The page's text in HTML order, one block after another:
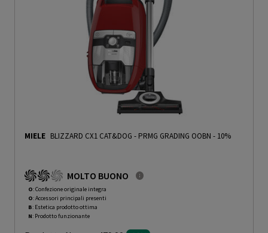
MIELE BLIZZARD CX1 CAT&DOG - PRMG GRADING OOBN - 10%
MOLTO BUONO
O: Confezione originale integra
O: Accessori principali presenti
B: Estetica prodotto ottima
N: Prodotto funzionante